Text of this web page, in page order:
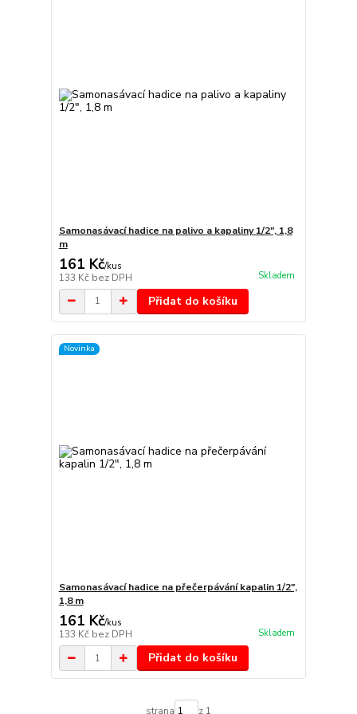
Samonasávací hadice na palivo a kapaliny 1/2", 1,8
m
161 Kč/kus
133 Kč bez DPH Skladem
Přidat do košíku
Novinka
Samonasávací hadice na přečerpávání kapalin 1/2",
1,8 m
161 Kč/kus
133 Kč bez DPH Skladem
Přidat do košíku
strana z 1